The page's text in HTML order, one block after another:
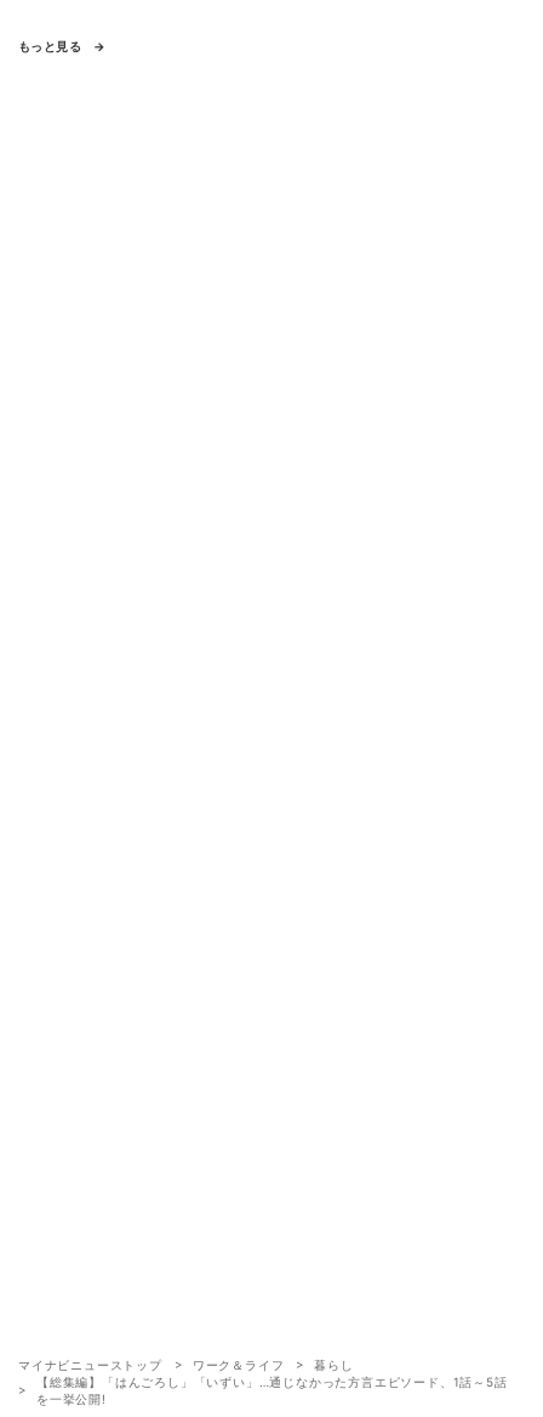
もっと見る
マイナビニューストップ ワーク＆ライフ
暮らし
【総集編】「はんごろし」「いずい」…通じなかった方言エピソード、1話～5話
を一挙公開!